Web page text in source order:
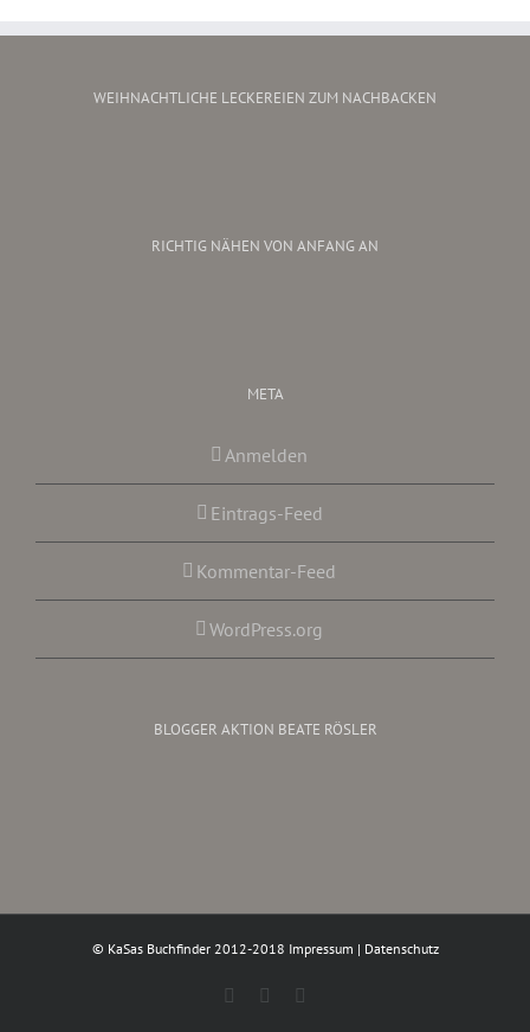
WEIHNACHTLICHE LECKEREIEN ZUM NACHBACKEN
RICHTIG NÄHEN VON ANFANG AN
META
Anmelden
Eintrags-Feed
Kommentar-Feed
WordPress.org
BLOGGER AKTION BEATE RÖSLER
© KaSas Buchfinder 2012-2018 Impressum | Datenschutz
FacebookInstagram